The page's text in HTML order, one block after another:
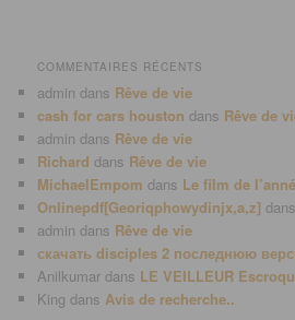
COMMENTAIRES RÉCENTS
admin dans Rêve de vie
cash for cars houston dans Rêve de
admin dans Rêve de vie
Richard dans Rêve de vie
MichaelEmpom dans Le film de
Onlinepdf[Georiqphowydinjx,a,z] dans
admin dans Rêve de vie
скачать disciples 2 последнюю
Anilkumar dans LE VEILLEUR
King dansAvis de recherche..